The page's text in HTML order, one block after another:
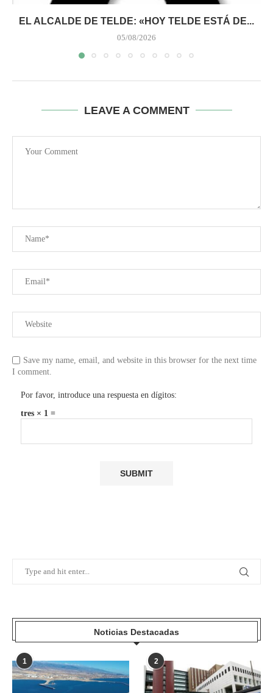
EL ALCALDE DE TELDE: «HOY TELDE ESTÁ DE...
05/08/2026
LEAVE A COMMENT
Save my name, email, and website in this browser for the next time
I comment.
Por favor, introduce una respuesta en dígitos:
tres × 1 =
Noticias Destacadas
1 2